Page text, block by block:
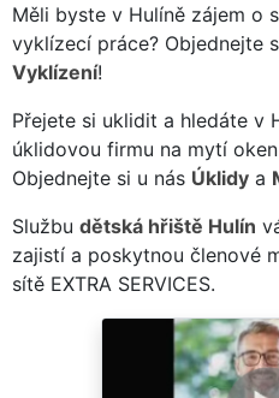
Měli byste v Hulíně zájem o
vyklízecí práce? Objednejte
Vyklízení!
Přejete si uklidit a hledáte v
úklidovou firmu na mytí
Objednejte si u nás Úklidy a
Službu dětská hřiště Hulín
zajistí a poskytnou členové
sítě EXTRA SERVICES.